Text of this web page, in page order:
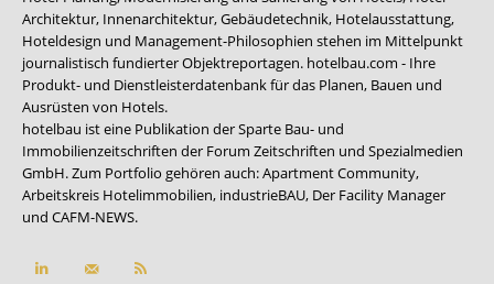
Architektur, Innenarchitektur, Gebäudetechnik, Hotelausstattung,
Hoteldesign und Management-Philosophien stehen im Mittelpunkt
journalistisch fundierter Objektreportagen. hotelbau.com - Ihre
Produkt- und Dienstleisterdatenbank für das Planen, Bauen und
Ausrüsten von Hotels.
hotelbau ist eine Publikation der Sparte Bau- und
Immobilienzeitschriften der Forum Zeitschriften und Spezialmedien
GmbH. Zum Portfolio gehören auch:Apartment Community,
Arbeitskreis Hotelimmobilien, industrieBAU, Der Facility Manager
und CAFM-NEWS.